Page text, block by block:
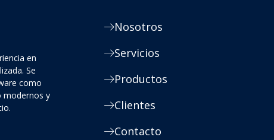
en
Se
como
modernos y
Nosotros
Servicios
Productos
Clientes
Contacto